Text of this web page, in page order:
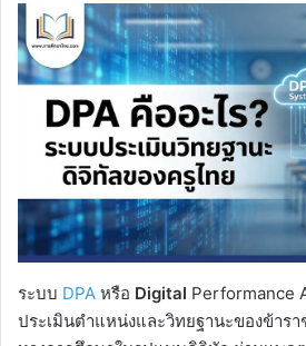
ระบบ DPA หรือ Digital Performance
ประเมินตำแหน่งและวิทยฐานะของข้าร